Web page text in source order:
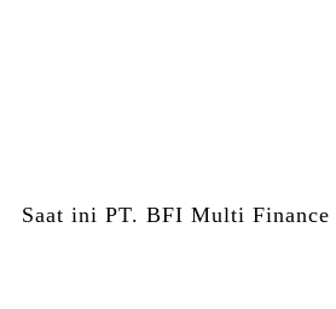
Saat ini PT. BFI Multi Finance